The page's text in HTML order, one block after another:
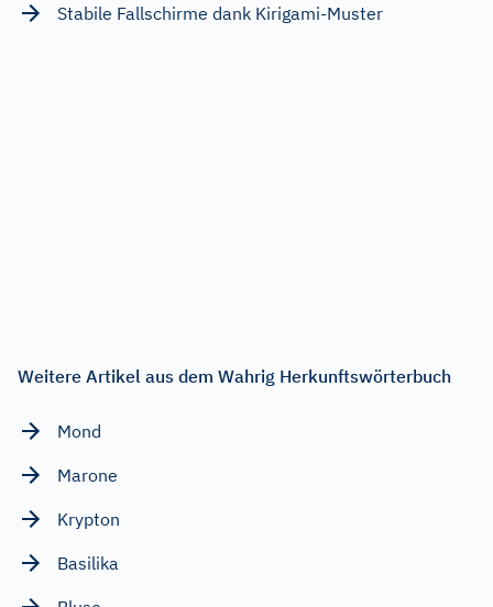
Stabile Fallschirme dank Kirigami-Muster
Weitere Artikel aus dem Wahrig Herkunftswörterbuch
Mond
Marone
Krypton
Basilika